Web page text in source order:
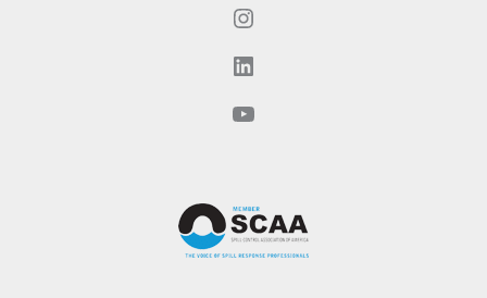
Instagram
LinkedIn
YouTube